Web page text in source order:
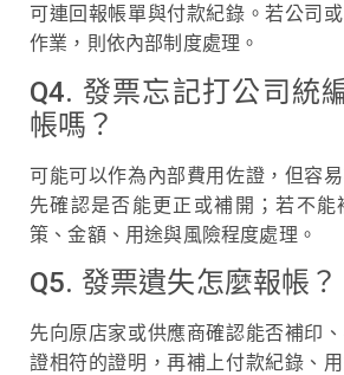
可連回報帳單與付款紀錄。若公司
作業，則依內部制度處理。
Q4. 發票忘記打公司統
帳嗎？
可能可以作為內部費用佐證，但容
先確認是否能更正或補開；若不
策、金額、用途與風險程度處理。
Q5. 發票遺失怎麼報帳？
先向原店家或供應商確認能否補印
證相符的證明，再補上付款紀錄、